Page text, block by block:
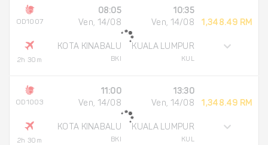
OD1007
2h 30m
08:05
Ven, 14/08
KOTA KINABALU
BKI
10:35
Ven, 14/08
KUALA LUMPUR
KUL
1,348.49 RM
OD1003
2h 30m
11:00
Ven, 14/08
KOTA KINABALU
BKI
13:30
Ven, 14/08
KUALA LUMPUR
KUL
1,348.49 RM